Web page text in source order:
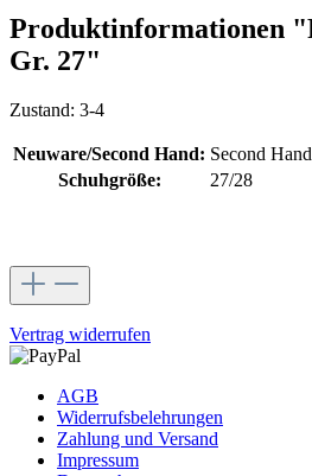
Produktinformationen
Gr. 27"
Zustand: 3-4
Neuware/Second Hand: Second Hand
Schuhgröße:
27/28
Vertrag widerrufen
AGB
Widerrufsbelehrungen
Zahlung und Versand
Impressum